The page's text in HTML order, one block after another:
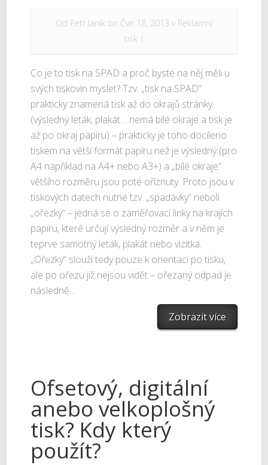
Od Petr Janík on Čvn 18, 2013 v Reklamní
tisk |
Co je to tisk na SPAD a proč byste na něj měli u
svých tiskovin myslet? Tzv. „tisk na SPAD“
prakticky znamená tisk až do okrajů stránky
(výsledný leták, plakát… nemá bílé okraje a tisk je
až po okraj papíru) – prakticky je toho docíleno
tiskem na větší formát papíru než je výsledný (pro
A4 například na A4+ nebo A3+) a „bílé okraje“
většího rozměru jsou poté oříznuty. Proto jsou v
tiskových datech nutné tzv. „spadávky“ neboli
„ořezky“ – jedná se o zaměřovací linky na krajích
papíru, které určují výsledný rozměr a v něm je
teprve samotný leták, plakát nebo vizitka.
„Ořezky“ slouží tedy pouze k orientaci po tisku,
ale po ořezu již nejsou vidět – ořezaný odpad je
následně...
Zobrazit více
Ofsetový, digitální
anebo velkoplošný
tisk? Kdy který
použít?